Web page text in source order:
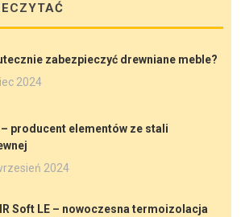
zabezpieczyć drewniane meble?
2024
– producent elementów ze stali
2024
Soft LE – nowoczesna termoizolacja